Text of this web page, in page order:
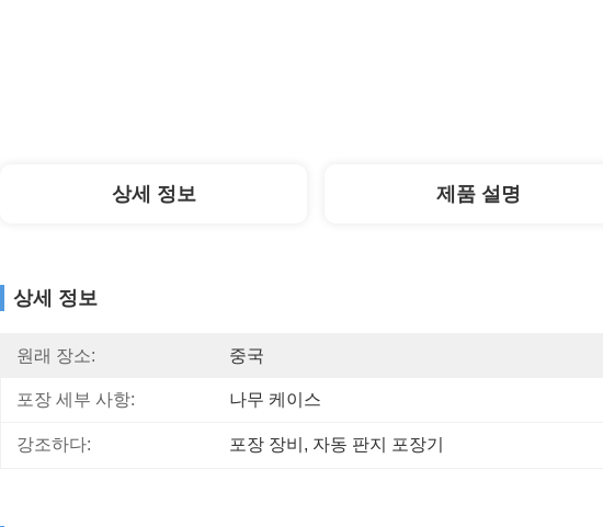
상세 정보 제품 설명
상세 정보
원래 장소: 중국
포장 세부 사항: 나무 케이스
강조하다: 포장 장비 , 자동 판지 포장기